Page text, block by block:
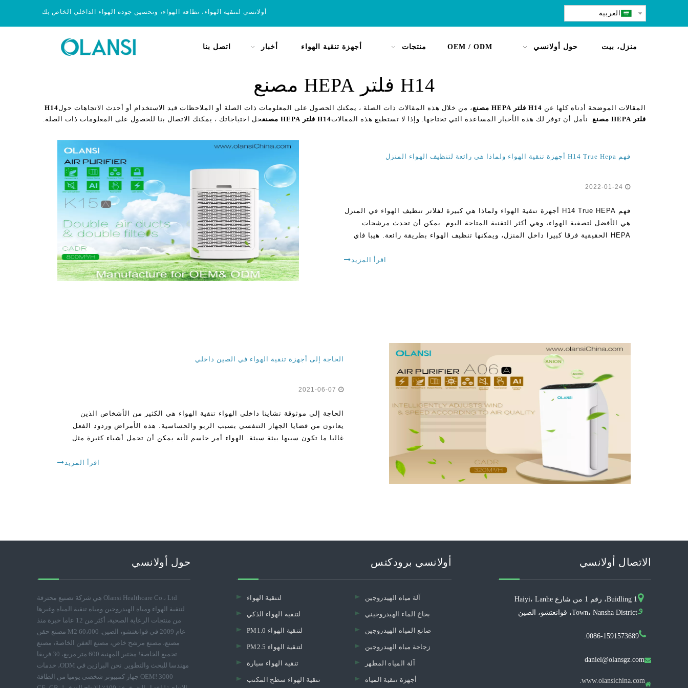
أولانسي لتنقية الهواء، نظافة الهواء، وتحسين جودة الهواء الداخلي الخاص بك العربية
منزل، بيت حول أولانسي OEM / ODM منتجات أجهزة تنقية الهواء أخبار اتصل بنا
H14 فلتر HEPA مصنع
المقالات الموضحة أدناه كلها عن H14 فلتر HEPA مصنع ، من خلال هذه المقالات ذات الصلة ، يمكنك الحصول على المعلومات ذات الصلة أو الملاحظات قيد الاستخدام أو أحدث الاتجاهات حولH14
فلتر HEPA مصنع
. نأمل أن توفر لك هذه الأخبار المساعدة التي تحتاجها. وإذا لا تستطيع هذه المقالاتH14 فلتر HEPA مصنع حل احتياجاتك ، يمكنك الاتصال بنا للحصول على المعلومات ذات الصلة.
فهم H14 True Hepa أجهزة تنقية الهواء ولماذا هي رائعة لتنظيف الهواء المنزل
فهم H14 True HEPA أجهزة تنقية الهواء ولماذا هي كبيرة لفلاتر تنظيف الهواء في المنزل
هي الأفضل لتصفية الهواء، وهي أكثر التقنية المتاحة اليوم. يمكن أن تحدث مرشحات
HEPA الحقيقية فرقا كبيرا داخل المنزل، ويمكنها تنظيف الهواء بطريقة رائعة. هيبا فاي
اقرأ المزيد
الحاجة إلى أجهزة تنقية الهواء في الصين داخلي
الحاجة إلى موثوقة تشاينا داخلي الهواء تنقية الهواء هي الكثير من الأشخاص الذين
يعانون من قضايا الجهاز التنفسي بسبب الربو والحساسية. هذه الأمراض وردود الفعل
غالبا ما تكون سببها بيئة سيئة. الهواء أمر حاسم لأنه يمكن أن تحمل أشياء كثيرة مثل
اقرأ المزيد
حول أولانسي
Olansi Healthcare Co.، Ltd هي شركة تصنيع محترفة
لتنقية الهواء ومياه الهيدروجين ومياه تنقية المياه وغيرها
من منتجات الرعاية الصحية، أكثر من 12 عاما خبرة منذ
عام 2009 في قوانغتشو، الصين. 60،000 M2 مصنع حقن
مصنع، مصنع مرشح خاص، مصنع العفن الخاصة، مصنع
تجميع الخاصة! مختبر المهنية 600 متر مربع، 30 فريقا
مهندسا للبحث والتطوير. نحن البرازين في ODM، خدمات
OEM! 3000 جهاز كمبيوتر شخصى يوميا من الطاقة
أولانسي برودكتس
لتنقية الهواء
لتنقية الهواء الذكي
PM1.0 لتنقية الهواء
PM2.5 لتنقية الهواء
تنقية الهواء سيارة
تنقية الهواء سطح المكتب
آلة مياه الهيدروجين
بخاخ الماء الهيدروجيني
صانع المياه الهيدروجين
زجاجة مياه الهيدروجين
آلة المياه المطهر
أجهزة تنقية المياه
الاتصال أولانسي
و
Buidling 1، رقم 1 من شارع Haiyi، Lanhe
Town، Nansha District، قوانغتشو، الصين
0086-1591573689.

daniel@olansgz.com

www.olansichina.com.